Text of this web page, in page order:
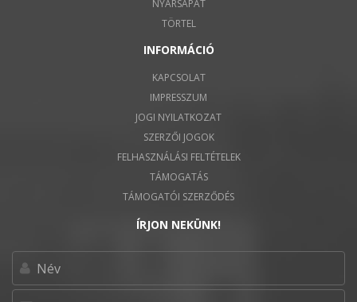
NYÁRSAPÁT
TÖRTEL
INFORMÁCIÓ
KAPCSOLAT
IMPRESSZUM
JOGI NYILATKOZAT
SZERZŐI JOGOK
FELHASZNÁLÁSI FELTÉTELEK
TÁMOGATÁS
TÁMOGATÓI SZERZŐDÉS
ÍRJON NEKÜNK!